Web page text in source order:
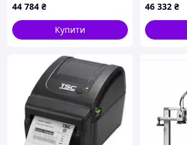
CreatBot DX Plus - новітній 3D-
модулем управління живленням. Ця
забезпечує автоматичне вимикання
після закінчення друку. Коли друк
немає ніяких дій клавіатури
система автоматично вимикає
дуже корисна і дозволяє знизити
енергоспоживання принтером.
Панель керування
44 784 ₴
Купити
46 332 ₴